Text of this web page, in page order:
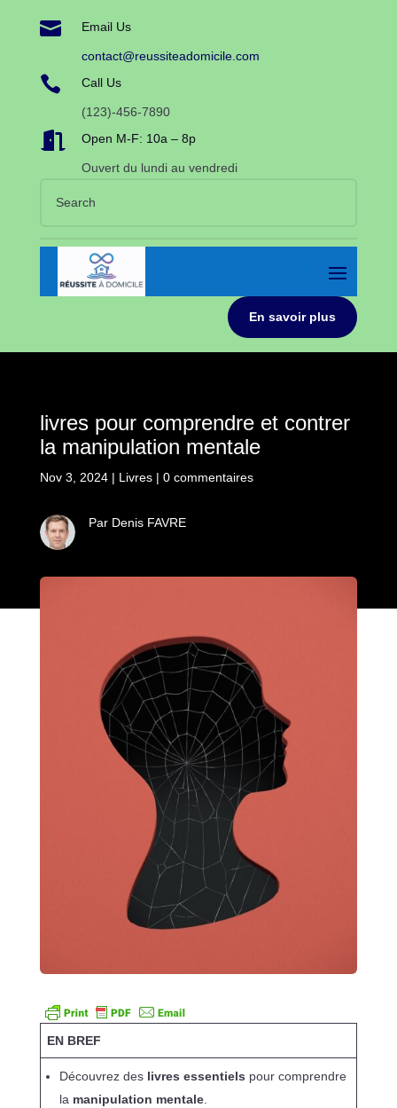
 Email Us
contact@reussiteadomicile.com
 Call Us
(123)-456-7890
 Open M-F: 10a – 8p
Ouvert du lundi au vendredi
En savoir plus
livres pour comprendre et contrer
la manipulation mentale
Nov 3, 2024| Livres| 0 commentaires
Par Denis FAVRE
EN BREF
Découvrez des livres essentiels pour comprendre
la manipulation mentale.